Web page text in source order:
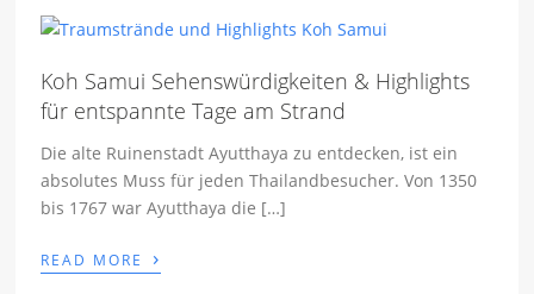
Koh Samui Sehenswürdigkeiten & Highlights
für entspannte Tage am Strand
Die alte Ruinenstadt Ayutthaya zu entdecken, ist ein
absolutes Muss für jeden Thailandbesucher. Von 1350
bis 1767 war Ayutthaya die […]
READ MORE ›